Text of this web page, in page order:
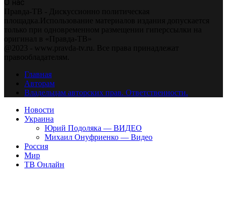
О нас
Правда-ТВ - Дискуссионно политическая
площадка.Использование материалов издания допускается
только при одновременном размещении гиперссылки на
оригинал в «Правда-ТВ»
@2023 - www.pravda-tv.ru. Все права принадлежат
правообладателям.
Главная
Авторам
Владельцам авторских прав. Ответственности.
Новости
Украина
Юрий Подоляка — ВИДЕО
Михаил Онуфриенко — Видео
Россия
Мир
ТВ Онлайн